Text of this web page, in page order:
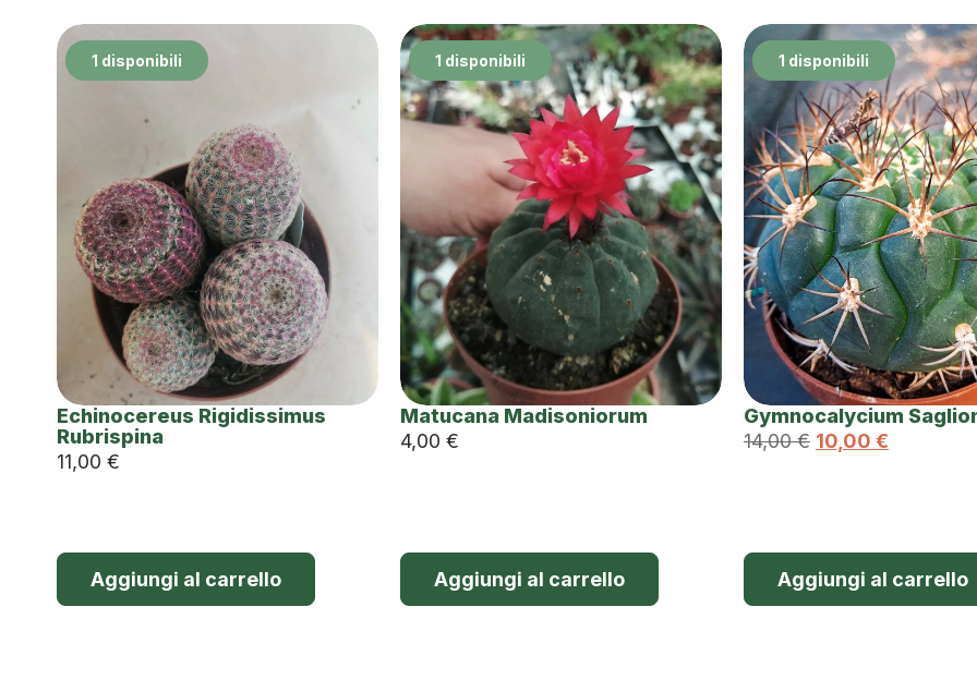
1 disponibili
Echinocereus Rigidissimus
Rubrispina
11,00 €
Aggiungi al carrello
1 disponibili
Matucana Madisoniorum
4,00 €
Aggiungi al carrello
1 disponibili
Gymnocalycium
14,00€ 10,00 €
Aggiungi al carrello